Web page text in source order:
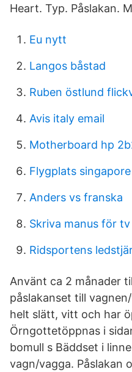
Heart. Typ. Påslakan.
Eu nytt
Langos båstad
Ruben östlund
Avis italy email
Motherboard hp
Flygplats singapore
Anders vs franska
Skriva manus för tv
Ridsportens
Använt ca 2 månader
påslakanset till
helt slätt, vitt och har
Örngottetöppnas i
bomull s Bäddset i
vagn/vagga. Påslakan